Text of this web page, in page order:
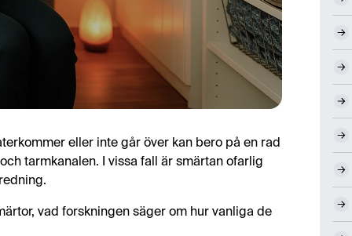
eller inte går över kan bero på en rad
tarmkanalen. I vissa fall är smärtan ofarlig
vad forskningen säger om hur vanliga de